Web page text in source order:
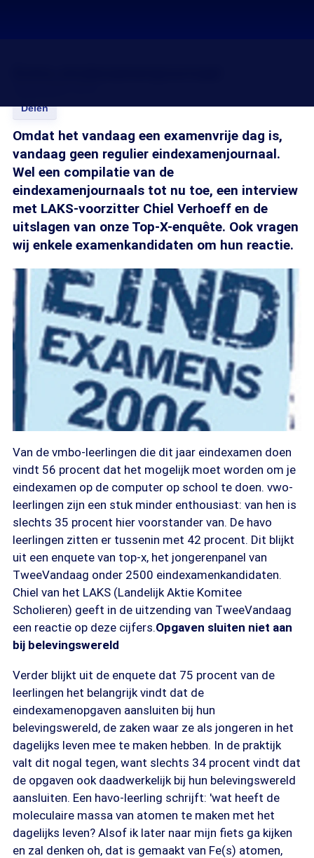
Delen
Omdat het vandaag een examenvrije dag is,
vandaag geen regulier eindexamenjournaal.
Wel een compilatie van de
eindexamenjournaals tot nu toe, een interview
met LAKS-voorzitter Chiel Verhoeff en de
uitslagen van onze Top-X-enquête. Ook vragen
wij enkele examenkandidaten om hun reactie.
Van de vmbo-leerlingen die dit jaar eindexamen doen
vindt 56 procent dat het mogelijk moet worden om je
eindexamen op de computer op school te doen. vwo-
leerlingen zijn een stuk minder enthousiast: van hen is
slechts 35 procent hier voorstander van. De havo
leerlingen zitten er tussenin met 42 procent. Dit blijkt
uit een enquete van top-x, het jongerenpanel van
TweeVandaag onder 2500 eindexamenkandidaten.
Chiel van het LAKS (Landelijk Aktie Komitee
Scholieren) geeft in de uitzending van TweeVandaag
een reactie op deze cijfers.Opgaven sluiten niet aan
bij belevingswereld
Verder blijkt uit de enquete dat 75 procent van de
leerlingen het belangrijk vindt dat de
eindexamenopgaven aansluiten bij hun
belevingswereld, de zaken waar ze als jongeren in het
dagelijks leven mee te maken hebben. In de praktijk
valt dit nogal tegen, want slechts 34 procent vindt dat
de opgaven ook daadwerkelijk bij hun belevingswereld
aansluiten. Een havo-leerling schrijft: 'wat heeft de
moleculaire massa van atomen te maken met het
dagelijks leven? Alsof ik later naar mijn fiets ga kijken
en zal denken oh, dat is gemaakt van Fe(s) atomen,